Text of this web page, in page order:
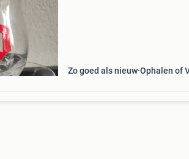
Zo goed als nieuw Ophalen of